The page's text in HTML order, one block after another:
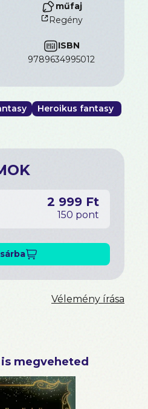
műfaj
Regény
ISBN
9789634995012
Heroikus fantasy
2 999 Ft
150 pont
Vélemény írása
megveheted